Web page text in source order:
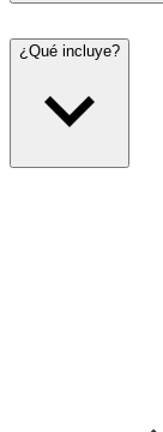
¿Qué incluye?